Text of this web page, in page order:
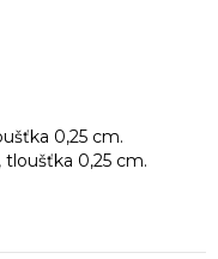
0,25 cm.
tloušťka 0,25 cm.